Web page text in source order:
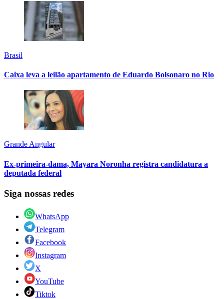
Brasil
Caixa leva a leilão apartamento de Eduardo Bolsonaro no Rio
Grande Angular
Ex-primeira-dama, Mayara Noronha registra candidatura a
deputada federal
Siga nossas redes
WhatsApp
Telegram
Facebook
Instagram
X
YouTube
Tiktok